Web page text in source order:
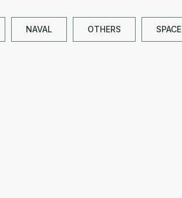
NAVAL OTHERS SPACE